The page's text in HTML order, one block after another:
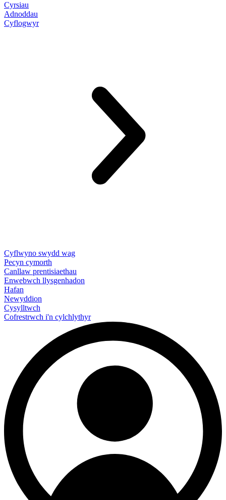
Cyrsiau
Adnoddau
Cyflogwyr
Cyflwyno swydd wag
Pecyn cymorth
Canllaw prentisiaethau
Enwebwch llysgenhadon
Hafan
Newyddion
Cysylltwch
Cofrestrwch i'n cylchlythyr